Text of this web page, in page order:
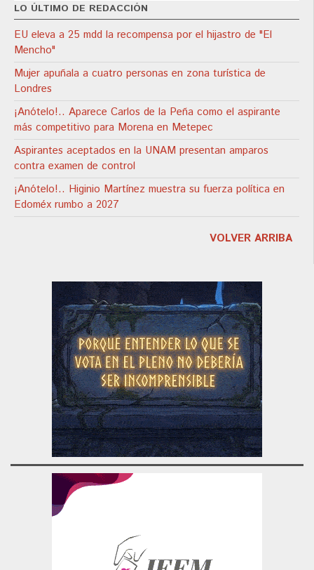
LO ÚLTIMO DE REDACCIÓN
EU eleva a 25 mdd la recompensa por el hijastro de "El
Mencho"
Mujer apuñala a cuatro personas en zona turística de
Londres
¡Anótelo!.. Aparece Carlos de la Peña como el aspirante
más competitivo para Morena en Metepec
Aspirantes aceptados en la UNAM presentan amparos
contra examen de control
¡Anótelo!.. Higinio Martínez muestra su fuerza política en
Edoméx rumbo a 2027
VOLVER ARRIBA